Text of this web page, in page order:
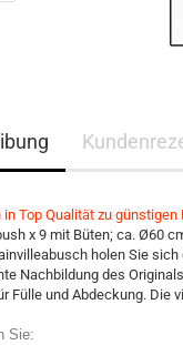
in Top Qualität zu
x 9 mit Büten; ca. Ø60
holen Sie
Nachbildung des
Fülle und Abdeckung. Die
Sie: